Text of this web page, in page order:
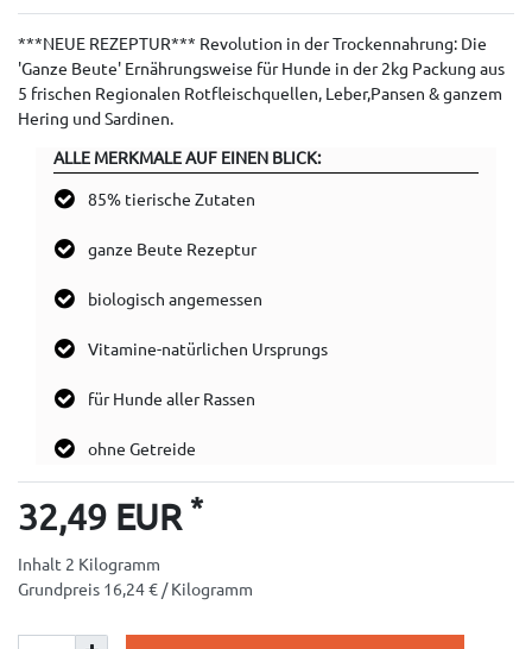
***NEUE REZEPTUR*** Revolution in der Trockennahrung: Die
'Ganze Beute' Ernährungsweise für Hunde in der 2kg Packung aus
5 frischen Regionalen Rotfleischquellen, Leber,Pansen & ganzem
Hering und Sardinen.
ALLE MERKMALE AUF EINEN BLICK:
85% tierische Zutaten
ganze Beute Rezeptur
biologisch angemessen
Vitamine-natürlichen Ursprungs
für Hunde aller Rassen
ohne Getreide
32,49 EUR *
Inhalt 2 Kilogramm
Grundpreis 16,24 € / Kilogramm